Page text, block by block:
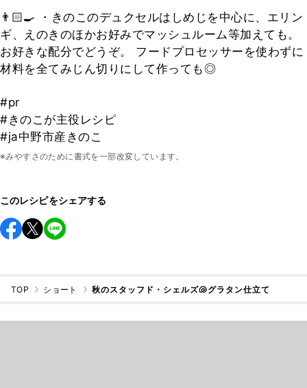
👨🏻‍🍳 ・きのこのデュクセルはしめじを中心に、エリン
ギ、えのきのほかお好みでマッシュルーム等加えても。
お好きな配分でどうぞ。 フードプロセッサーを使わずに
材料を全てみじん切りにして作っても◎
#pr
#きのこが主役レシピ
#ja中野市産きのこ
※みやすさのために書式を一部改変しています。
このレシピをシェアする
TOP ショート 秋のスタッフド・シェルズ🐚グラタン仕立て